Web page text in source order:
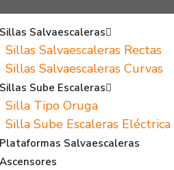
Sillas Salvaescaleras
Sillas Salvaescaleras Rectas
Sillas Salvaescaleras Curvas
Sillas Sube Escaleras
Silla Tipo Oruga
Silla Sube Escaleras Eléctrica
Plataformas Salvaescaleras
Ascensores